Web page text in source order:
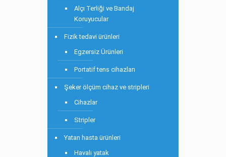
Alçı Terliği ve Bandaj
Koruyucular
Fizik tedavi ürünleri
Egzersiz Ürünleri
Portatif tens cihazları
Şeker ölçüm cihaz ve stripleri
Cihazlar
Stripler
Yatan hasta ürünleri
Havalı yatak